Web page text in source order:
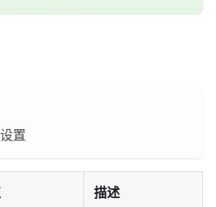
置
描述